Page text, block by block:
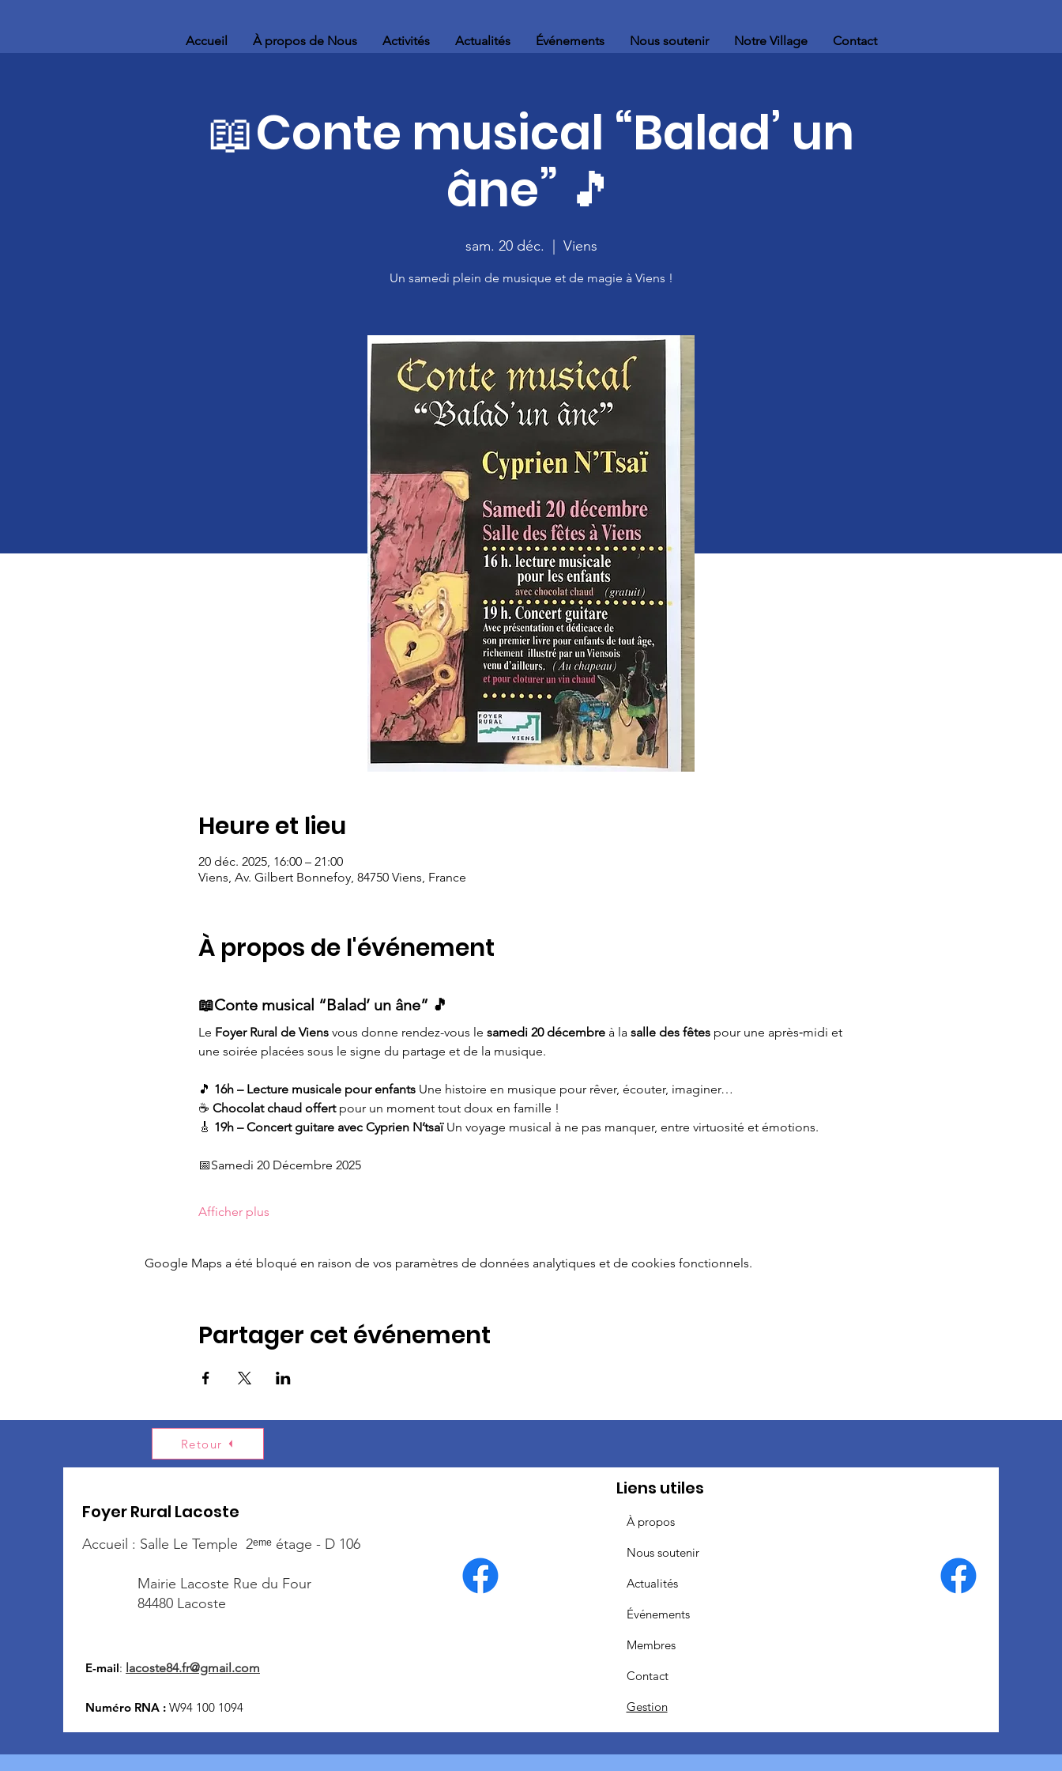
Accueil À propos de Nous Activités Actualités Événements Nous soutenir Notre Village Contact
📖Conte musical “Balad’ un
âne” 🎵
sam. 20 déc. Viens
Un samedi plein de musique et de magie à Viens !
Heure et lieu
20 déc. 2025, 16:00 – 21:00
Viens, Av. Gilbert Bonnefoy, 84750 Viens, France
À propos de l'événement
📖Conte musical “Balad’ un âne” 🎵
Le Foyer Rural de Viens vous donne rendez-vous le samedi 20 décembre à la salle des fêtes pour une après‑midi et
une soirée placées sous le signe du partage et de la musique.
🎵 16h – Lecture musicale pour enfants Une histoire en musique pour rêver, écouter, imaginer…
☕ Chocolat chaud offert pour un moment tout doux en famille !
🎸 19h – Concert guitare avec Cyprien N’tsaï Un voyage musical à ne pas manquer, entre virtuosité et émotions.
📅Samedi 20 Décembre 2025
Afficher plus
Google Maps a été bloqué en raison de vos paramètres de données analytiques et de cookies fonctionnels.
Partager cet événement
Retour
Foyer Rural Lacoste
Accueil : Salle Le Temple 2ᵉᵐᵉ étage - D 106
Mairie Lacoste Rue du Four
84480 Lacoste
E-mail: lacoste84.fr@gmail.com
Numéro RNA : W94 100 1094
Liens utiles
À propos
Nous soutenir
Actualités
Événements
Membres
Contact
Gestion